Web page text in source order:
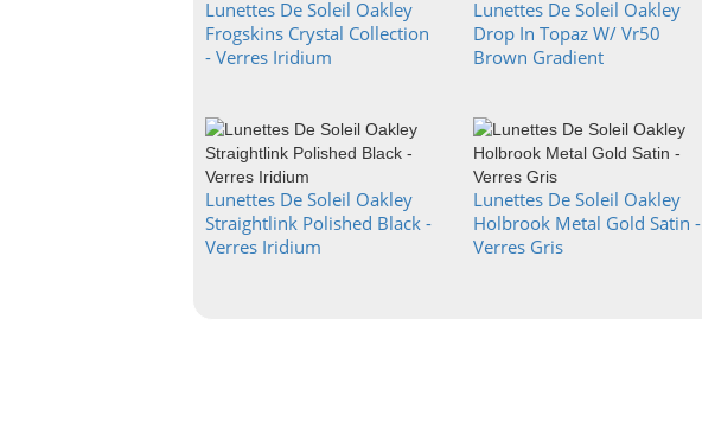
Lunettes De Soleil Oakley
Frogskins Crystal Collection
- Verres Iridium
Lunettes De Soleil Oakley
Drop In Topaz W/ Vr50
Brown Gradient
Lunettes De Soleil Oakley
Straightlink Polished Black -
Verres Iridium
Lunettes De Soleil Oakley
Holbrook Metal Gold Satin -
Verres Gris